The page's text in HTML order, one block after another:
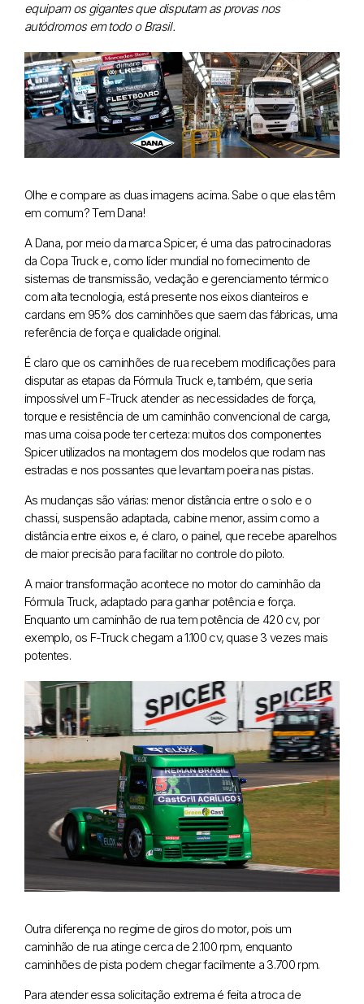
equipam os gigantes que disputam as provas nos
autódromos em todo o Brasil.
Olhe e compare as duas imagens acima. Sabe o que elas têm
em comum? Tem Dana!
A Dana, por meio da marca Spicer, é uma das patrocinadoras
da Copa Truck e, como líder mundial no fornecimento de
sistemas de transmissão, vedação e gerenciamento térmico
com alta tecnologia, está presente nos eixos dianteiros e
cardans em 95% dos caminhões que saem das fábricas, uma
referência de força e qualidade original.
É claro que os caminhões de rua recebem modificações para
disputar as etapas da Fórmula Truck e, também, que seria
impossível um F-Truck atender as necessidades de força,
torque e resistência de um caminhão convencional de carga,
mas uma coisa pode ter certeza: muitos dos componentes
Spicer utilizados na montagem dos modelos que rodam nas
estradas e nos possantes que levantam poeira nas pistas.
As mudanças são várias: menor distância entre o solo e o
chassi, suspensão adaptada, cabine menor, assim como a
distância entre eixos e, é claro, o painel, que recebe aparelhos
de maior precisão para facilitar no controle do piloto.
A maior transformação acontece no motor do caminhão da
Fórmula Truck, adaptado para ganhar potência e força.
Enquanto um caminhão de rua tem potência de 420 cv, por
exemplo, os F-Truck chegam a 1.100 cv, quase 3 vezes mais
potentes.
Outra diferença no regime de giros do motor, pois um
caminhão de rua atinge cerca de 2.100 rpm, enquanto
caminhões de pista podem chegar facilmente a 3.700 rpm.
Para atender essa solicitação extrema é feita a troca de